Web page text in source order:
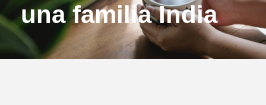
una familia India